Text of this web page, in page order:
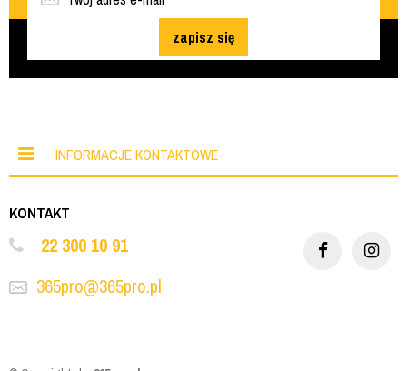
zapisz się
INFORMACJE KONTAKTOWE
KONTAKT
22 300 10 91
365pro@365pro.pl